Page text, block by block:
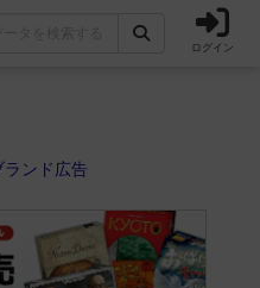
ログイン